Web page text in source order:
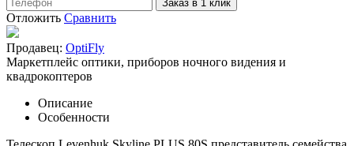
Заказ в 1 клик
Отложить Сравнить
Продавец: OptiFly
Маркетплейс оптики, приборов ночного видения и
квадрокоптеров
Описание
Особенности